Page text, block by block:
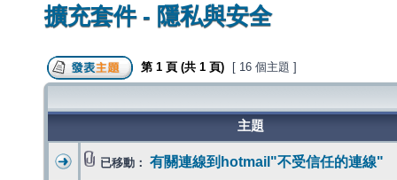
擴充套件 - 隱私與安全
第 1 頁 (共 1 頁) [ 16 個主題 ]
主題
已移動： 有關連線到hotmail"不受信任的連線"